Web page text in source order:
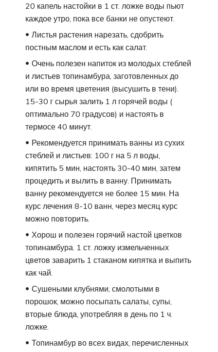
20 капель настойки в 1 ст. ложке воды пьют
каждое утро, пока все банки не опустеют.
Листья растения нарезать, сдобрить
постным маслом и есть как салат.
Очень полезен напиток из молодых стеблей
и листьев топинамбура, заготовленных до
или во время цветения (высушить в тени).
15-30 г сырья залить 1 л горячей воды (
оптимально 70 градусов) и настоять в
термосе 40 минут.
Рекомендуется принимать ванны из сухих
стеблей и листьев: 100 г на 5 л воды,
кипятить 5 мин, настоять 30-40 мин, затем
процедить и вылить в ванну. Принимать
ванну рекомендуется не более 15 мин. На
курс лечения 8-10 ванн, через месяц курс
можно повторить.
Хорош и полезен горячий настой цветков
топинамбура. 1 ст. ложку измельченных
цветов заварить 1 стаканом кипятка и выпить
как чай.
Сушеными клубнями, смолотыми в
порошок, можно посыпать салаты, супы,
вторые блюда, употребляя в день по 1 ч.
ложке.
Топинамбур во всех видах, перечисленных